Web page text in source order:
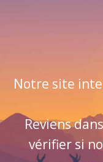
Notre site
Reviens
vérifier si